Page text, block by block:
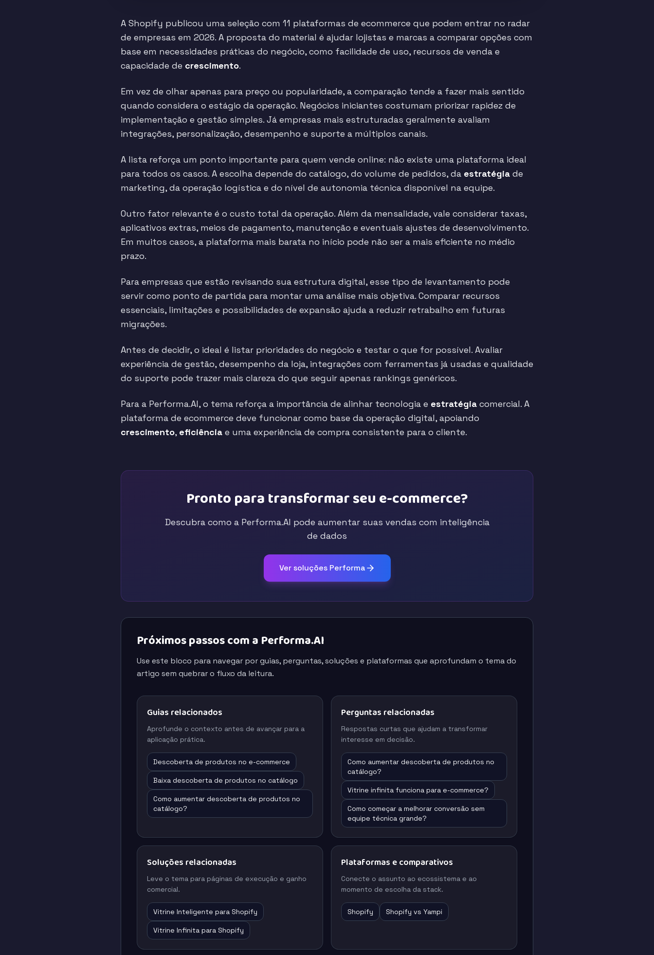
A Shopify publicou uma seleção com 11 plataformas de ecommerce que podem entrar no radar
de empresas em 2026. A proposta do material é ajudar lojistas e marcas a comparar opções com
base em necessidades práticas do negócio, como facilidade de uso, recursos de venda e
capacidade de crescimento.
Em vez de olhar apenas para preço ou popularidade, a comparação tende a fazer mais sentido
quando considera o estágio da operação. Negócios iniciantes costumam priorizar rapidez de
implementação e gestão simples. Já empresas mais estruturadas geralmente avaliam
integrações, personalização, desempenho e suporte a múltiplos canais.
A lista reforça um ponto importante para quem vende online: não existe uma plataforma ideal
para todos os casos. A escolha depende do catálogo, do volume de pedidos, da estratégia de
marketing, da operação logística e do nível de autonomia técnica disponível na equipe.
Outro fator relevante é o custo total da operação. Além da mensalidade, vale considerar taxas,
aplicativos extras, meios de pagamento, manutenção e eventuais ajustes de desenvolvimento.
Em muitos casos, a plataforma mais barata no início pode não ser a mais eficiente no médio
prazo.
Para empresas que estão revisando sua estrutura digital, esse tipo de levantamento pode
servir como ponto de partida para montar uma análise mais objetiva. Comparar recursos
essenciais, limitações e possibilidades de expansão ajuda a reduzir retrabalho em futuras
migrações.
Antes de decidir, o ideal é listar prioridades do negócio e testar o que for possível. Avaliar
experiência de gestão, desempenho da loja, integrações com ferramentas já usadas e qualidade
do suporte pode trazer mais clareza do que seguir apenas rankings genéricos.
Para a Performa.AI, o tema reforça a importância de alinhar tecnologia e estratégia comercial. A
plataforma de ecommerce deve funcionar como base da operação digital, apoiando
crescimento, eficiência e uma experiência de compra consistente para o cliente.
Pronto para transformar seu e-commerce?
Descubra como a Performa.AI pode aumentar suas vendas com inteligência
de dados
Ver soluções Performa
Próximos passos com a Performa.AI
Use este bloco para navegar por guias, perguntas, soluções e plataformas que aprofundam o tema do
artigo sem quebrar o fluxo da leitura.
Guias relacionados
Aprofunde o contexto antes de avançar para a
aplicação prática.
Descoberta de produtos no e-commerce
Baixa descoberta de produtos no catálogo
Como aumentar descoberta de produtos no
catálogo?
Perguntas relacionadas
Respostas curtas que ajudam a transformar
interesse em decisão.
Como aumentar descoberta de produtos no
catálogo?
Vitrine infinita funciona para e-commerce?
Como começar a melhorar conversão sem
equipe técnica grande?
Soluções relacionadas
Leve o tema para páginas de execução e ganho
comercial.
Vitrine Inteligente para Shopify
Vitrine Infinita para Shopify
Plataformas e comparativos
Conecte o assunto ao ecossistema e ao
momento de escolha da stack.
Shopify Shopify vs Yampi